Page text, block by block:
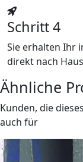
Schritt 4
Sie erhalten Ihr
direkt nach
Ähnliche
Kunden, die
auch für